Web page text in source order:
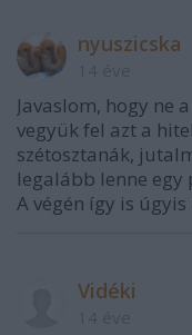
nyuszicska
Javaslom, hogy ne
vegyük fel azt a
szétosztanák,
legalább lenne egy
A végén így is
Vidéki